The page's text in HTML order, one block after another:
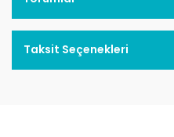
Taksit Seçenekleri